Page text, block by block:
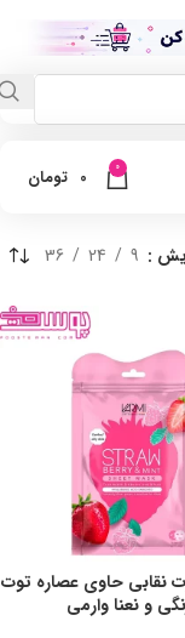
0
0 تومان
9
24
36
نقابی حاوی عصاره توت
و نعنا وارمی